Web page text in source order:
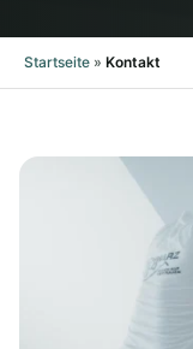
Startseite » Kontakt